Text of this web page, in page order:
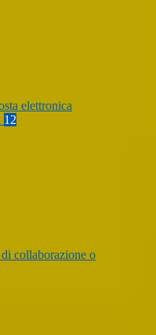
elettronica
12
collaborazione o